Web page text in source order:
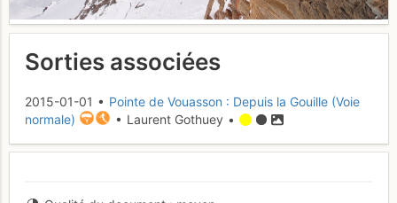
Sorties associées
2015-01-01 • Pointe de Vouasson : Depuis la Gouille (Voie
normale)
• Laurent Gothuey •